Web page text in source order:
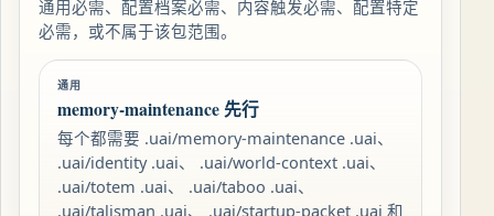
通用必需、配置档案必需、内容触发必需、配置特定
必需，或不属于该包范围。
通用
memory-maintenance 先行
每个都需要 .uai/memory-maintenance .uai、
.uai/identity .uai、 .uai/world-context .uai、
.uai/totem .uai、 .uai/taboo .uai、
.uai/talisman .uai、 .uai/startup-packet .uai 和